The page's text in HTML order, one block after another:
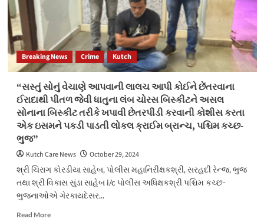
કુલ-૧૩૦૯
કેસો
કરતી
ભરૂચ
જિલ્લા
પોલીસ
Breaking News Crime Kutch
“સસ્તું સોનું વેચાણે આપવાની લાલચ આપી કોઈને છેંતરવાના
ઈરાદાથી પીતળ જેવી ધાતુના લંબ ચોરસ બિસ્કીટને અસલ
સોનાના બિસ્કીટ તરીકે ખપાવી છેતરપીંડી કરવાની કોશીસ કરતા
એક ઇસમને પકડી પાડતી લોકલ ક્રાઈમ બ્રાન્ચ, પશ્ચિમ કચ્છ-
ભુજ”
Kutch Care News
October 29, 2024
શ્રી ચિરાગ કોરડીયા સાહેબ, પોલીસ મહાનિરીક્ષકશ્રી, સરહદી રેન્જ, ભુજ
તથા શ્રી વિકાસ સુંડા સાહેબ i/c પોલીસ અધિક્ષકશ્રી પશ્ચિમ કચ્છ-
ભુજનાઓએ ગેરકાયદેસર...
Read MoreRead